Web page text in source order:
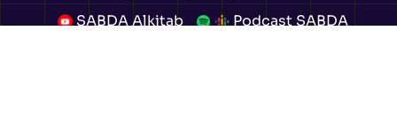
SABDA Alkitab
Podcast SABDA